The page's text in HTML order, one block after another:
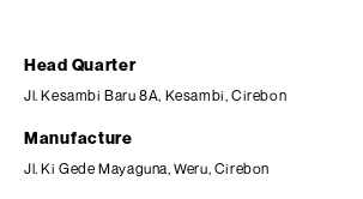
Head Quarter
Jl. Kesambi Baru 8A, Kesambi, Cirebon
Manufacture
Jl. Ki Gede Mayaguna, Weru, Cirebon